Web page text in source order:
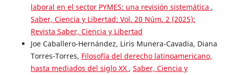
laboral en el sector PYMES: una revisión sistemática ,
Saber, Ciencia y Libertad: Vol. 20 Núm. 2 (2025):
Revista Saber, Ciencia y Libertad
Joe Caballero-Hernández, Liris Munera-Cavadia, Diana
Torres-Torres, Filosofía del derecho latinoamericano,
hasta mediados del siglo XX , Saber, Ciencia y